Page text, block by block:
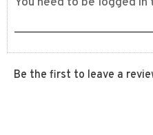
Be the first to leave a